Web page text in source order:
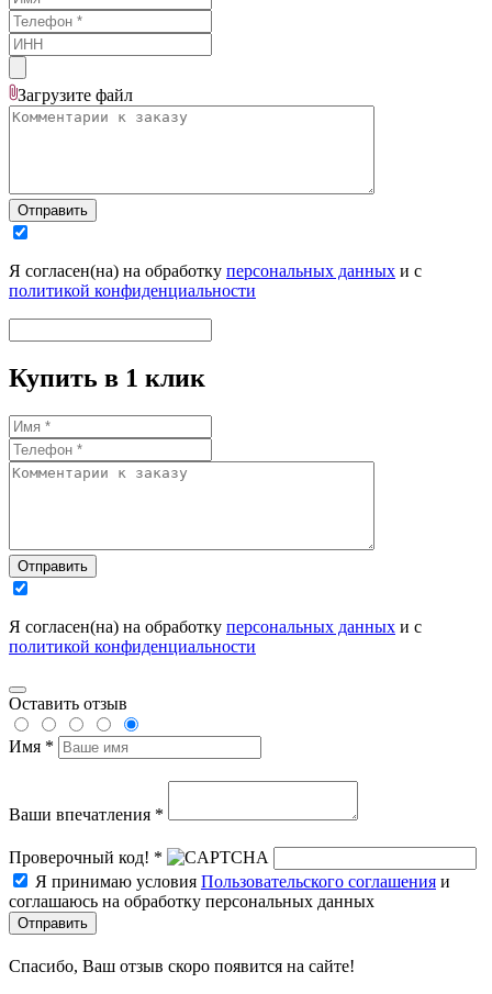
Загрузите файл
Отправить
Я согласен(на) на обработку персональных данных и с
политикой конфиденциальности
Купить в 1 клик
Отправить
Я согласен(на) на обработку персональных данных и с
политикой конфиденциальности
Оставить отзыв
Имя *
Ваши впечатления *
Проверочный код! *
Я принимаю условия Пользовательского соглашения и
соглашаюсь на обработку персональных данных
Отправить
Спасибо, Ваш отзыв скоро появится на сайте!